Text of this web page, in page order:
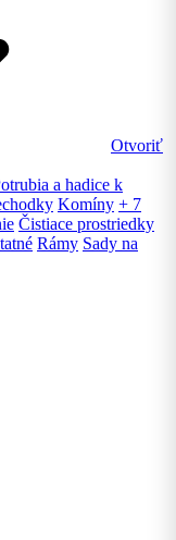
Otvoriť
a hadice k
Komíny + 7
Čistiace prostriedky
Rámy Sady na